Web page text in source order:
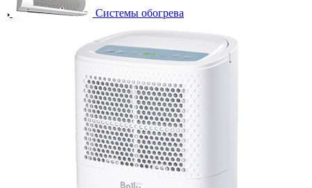
Системы обогрева